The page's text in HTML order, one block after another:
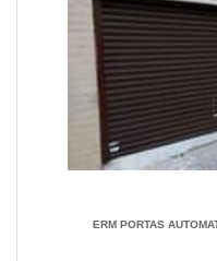
ERM PORTAS